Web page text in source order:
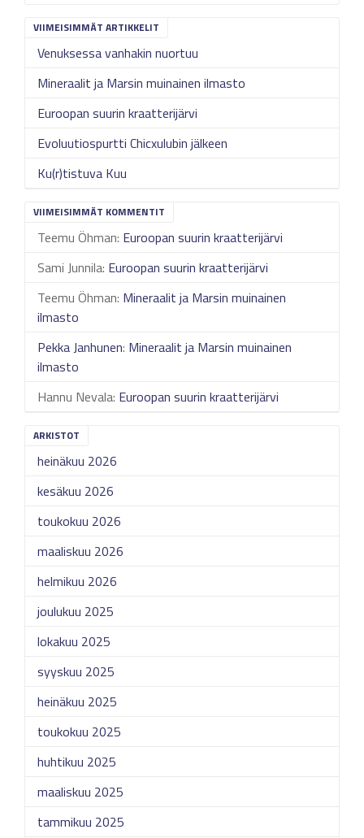
VIIMEISIMMÄT ARTIKKELIT
Venuksessa vanhakin nuortuu
Mineraalit ja Marsin muinainen ilmasto
Euroopan suurin kraatterijärvi
Evoluutiospurtti Chicxulubin jälkeen
Ku(r)tistuva Kuu
VIIMEISIMMÄT KOMMENTIT
Teemu Öhman: Euroopan suurin kraatterijärvi
Sami Junnila: Euroopan suurin kraatterijärvi
Teemu Öhman: Mineraalit ja Marsin muinainen
ilmasto
Pekka Janhunen: Mineraalit ja Marsin muinainen
ilmasto
Hannu Nevala: Euroopan suurin kraatterijärvi
ARKISTOT
heinäkuu 2026
kesäkuu 2026
toukokuu 2026
maaliskuu 2026
helmikuu 2026
joulukuu 2025
lokakuu 2025
syyskuu 2025
heinäkuu 2025
toukokuu 2025
huhtikuu 2025
maaliskuu 2025
tammikuu 2025